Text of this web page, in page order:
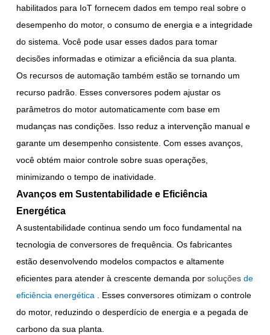
habilitados para IoT fornecem dados em tempo real sobre o
desempenho do motor, o consumo de energia e a integridade
do sistema. Você pode usar esses dados para tomar
decisões informadas e otimizar a eficiência da sua planta.
Os recursos de automação também estão se tornando um
recurso padrão. Esses conversores podem ajustar os
parâmetros do motor automaticamente com base em
mudanças nas condições. Isso reduz a intervenção manual e
garante um desempenho consistente. Com esses avanços,
você obtém maior controle sobre suas operações,
minimizando o tempo de inatividade.
Avanços em Sustentabilidade e Eficiência
Energética
A sustentabilidade continua sendo um foco fundamental na
tecnologia de conversores de frequência. Os fabricantes
estão desenvolvendo modelos compactos e altamente
eficientes para atender à crescente demanda por soluções de
eficiência energética
. Esses conversores otimizam o controle
do motor, reduzindo o desperdício de energia e a pegada de
carbono da sua planta.